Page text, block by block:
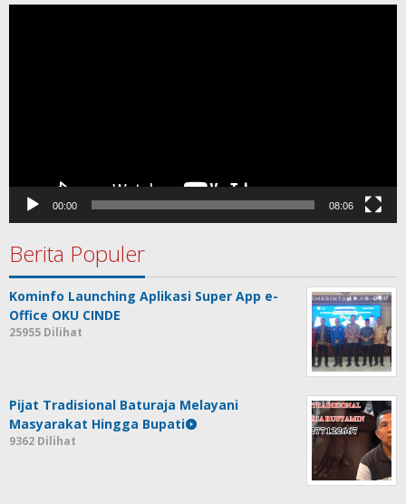
00:00 08:06
Berita Populer
Kominfo Launching Aplikasi Super App e-
Office OKU CINDE
25955 Dilihat
Pijat Tradisional Baturaja Melayani
Masyarakat Hingga Bupati
9362 Dilihat